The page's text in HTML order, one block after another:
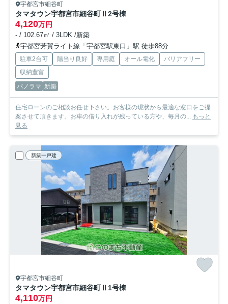
宇都宮市細谷町
タマタウン宇都宮市細谷町Ⅱ 2号棟
4,120万円
- / 102.67㎡ / 3LDK /新築
宇都宮芳賀ライト線「宇都宮駅東口」駅 徒歩88分
駐車2台可 陽当り良好 専用庭 オール電化
バリアフリー
収納豊富
パノラマ 新築
住宅ローンのご相談お任せ下さい。お客様の現状から最適な窓口をご提
案させて頂きます。お車の借り入れが残っている方や、毎月の... もっと
見る
新築一戸建
宇都宮市細谷町
タマタウン宇都宮市細谷町Ⅱ 1号棟
4,110万円